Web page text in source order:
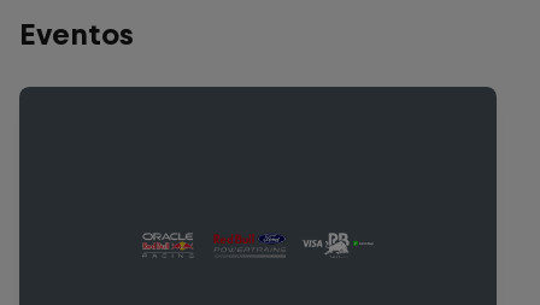
Eventos